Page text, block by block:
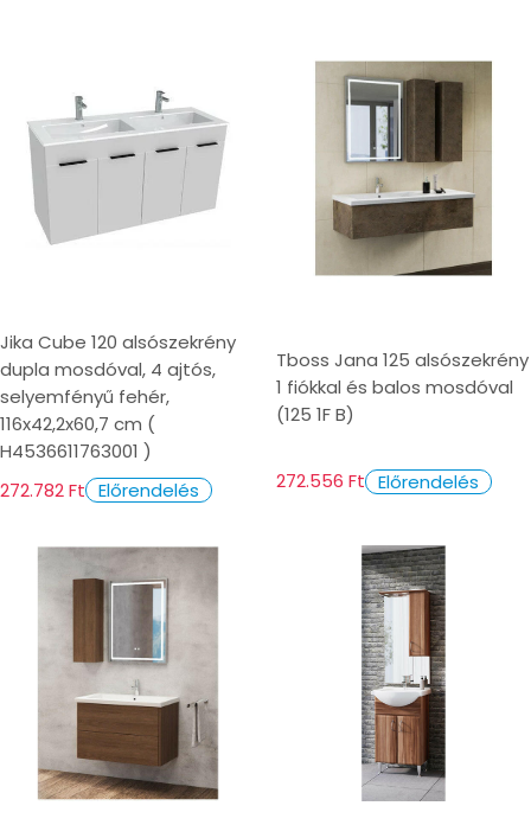
Jika Cube 120 alsószekrény
dupla mosdóval, 4 ajtós,
selyemfényű fehér,
116x42,2x60,7 cm (
H4536611763001 )
272.782 Ft Előrendelés
Tboss Jana 125 alsószekrény
1 fiókkal és balos mosdóval
(125 1F B)
272.556 Ft Előrendelés